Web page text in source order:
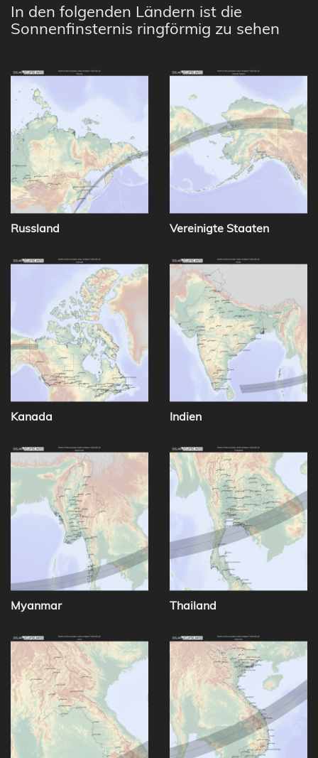
In den folgenden Ländern ist die
Sonnenfinsternis ringförmig zu sehen
Russland Vereinigte Staaten
Kanada Indien
Myanmar Thailand